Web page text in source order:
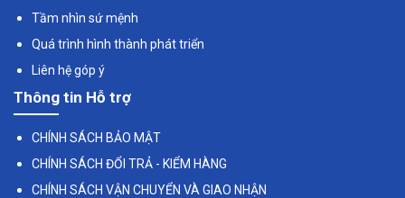
Tầm nhìn sứ mệnh
Quá trình hình thành phát triển
Liên hệ góp ý
Thông tin Hỗ trợ
CHÍNH SÁCH BẢO MẬT
CHÍNH SÁCH ĐỔI TRẢ - KIỂM HÀNG
CHÍNH SÁCH VẬN CHUYỂN VÀ GIAO NHẬN